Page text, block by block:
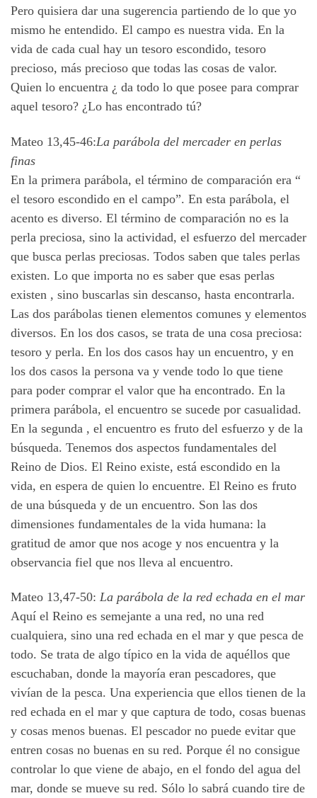
Pero quisiera dar una sugerencia partiendo de lo que yo
mismo he entendido. El campo es nuestra vida. En la
vida de cada cual hay un tesoro escondido, tesoro
precioso, más precioso que todas las cosas de valor.
Quien lo encuentra ¿ da todo lo que posee para comprar
aquel tesoro? ¿Lo has encontrado tú?
Mateo 13,45-46:La parábola del mercader en perlas
finas
En la primera parábola, el término de comparación era “
el tesoro escondido en el campo”. En esta parábola, el
acento es diverso. El término de comparación no es la
perla preciosa, sino la actividad, el esfuerzo del mercader
que busca perlas preciosas. Todos saben que tales perlas
existen. Lo que importa no es saber que esas perlas
existen , sino buscarlas sin descanso, hasta encontrarla.
Las dos parábolas tienen elementos comunes y elementos
diversos. En los dos casos, se trata de una cosa preciosa:
tesoro y perla. En los dos casos hay un encuentro, y en
los dos casos la persona va y vende todo lo que tiene
para poder comprar el valor que ha encontrado. En la
primera parábola, el encuentro se sucede por casualidad.
En la segunda , el encuentro es fruto del esfuerzo y de la
búsqueda. Tenemos dos aspectos fundamentales del
Reino de Dios. El Reino existe, está escondido en la
vida, en espera de quien lo encuentre. El Reino es fruto
de una búsqueda y de un encuentro. Son las dos
dimensiones fundamentales de la vida humana: la
gratitud de amor que nos acoge y nos encuentra y la
observancia fiel que nos lleva al encuentro.
Mateo 13,47-50: La parábola de la red echada en el mar
Aquí el Reino es semejante a una red, no una red
cualquiera, sino una red echada en el mar y que pesca de
todo. Se trata de algo típico en la vida de aquéllos que
escuchaban, donde la mayoría eran pescadores, que
vivían de la pesca. Una experiencia que ellos tienen de la
red echada en el mar y que captura de todo, cosas buenas
y cosas menos buenas. El pescador no puede evitar que
entren cosas no buenas en su red. Porque él no consigue
controlar lo que viene de abajo, en el fondo del agua del
mar, donde se mueve su red. Sólo lo sabrá cuando tire de